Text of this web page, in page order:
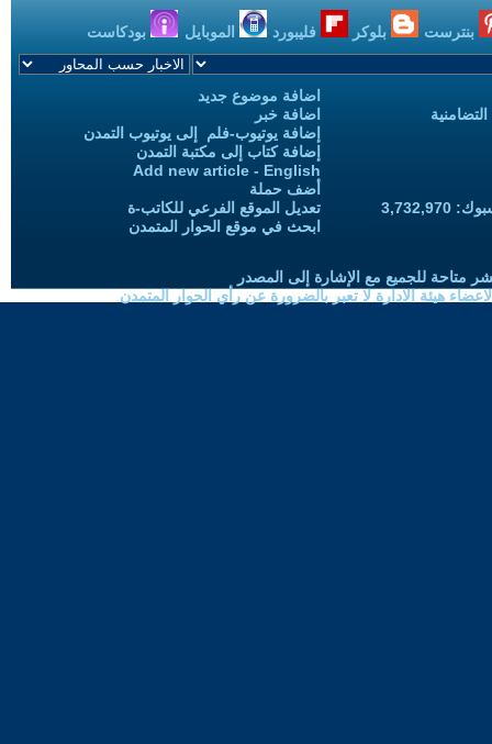
بنترست بلوكر فليبورد الموبايل بودكاست
اضافة موضوع جديد
اضافة خبر
إضافة يوتيوب-فلم إلى يوتيوب التمدن
إضافة كتاب إلى مكتبة التمدن
Add new article - English
أضف حملة
تعديل الموقع الفرعي للكاتب-ة
ابحث في موقع الحوار المتمدن
متاحة للجميع مع الإشارة إلى المصدر
هيئة الادارة لا تعبر بالضرورة عن رأي الحوار المتمدن